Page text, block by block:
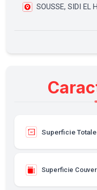
SOUSSE, SIDI EL
Superficie Totale
Superficie